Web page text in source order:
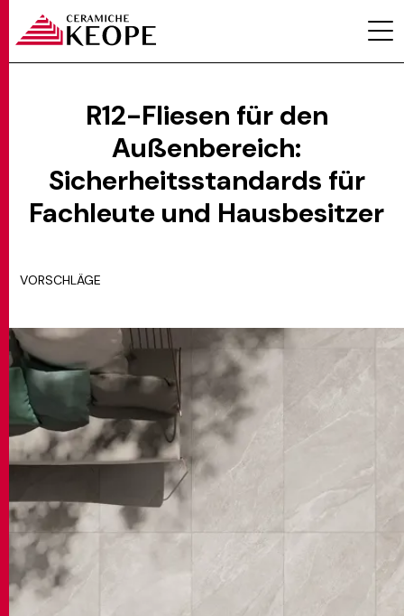
PROJEKTE
KONTAKTE
MATCH APP
SUCHEN
RESERVIERTER BEREICH
R12-Fliesen für den
Außenbereich:
Sicherheitsstandards für
Fachleute und Hausbesitzer
VORSCHLÄGE